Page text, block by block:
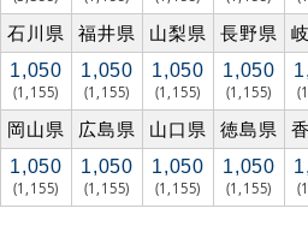
石川県 福井県 山梨県 長野県
1,050
(1,155)
1,050
(1,155)
1,050
(1,155)
1,050
(1,155)
岡山県 広島県 山口県 徳島県
1,050
(1,155)
1,050
(1,155)
1,050
(1,155)
1,050
(1,155)